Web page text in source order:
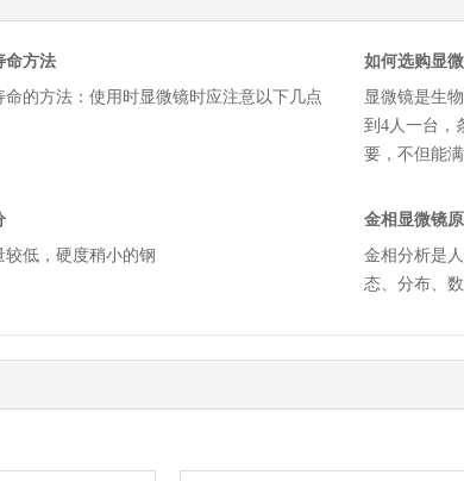
命方法
的方法：使用时显微镜时应注意以下几点
如何选购显
显微镜是生
到4人一台，
要，不但能
低，硬度稍小的钢
金相显微镜
金相分析是
态、分布、